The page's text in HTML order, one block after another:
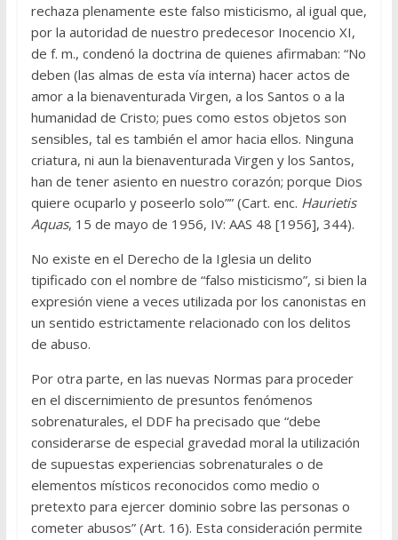
rechaza plenamente este falso misticismo, al igual que,
por la autoridad de nuestro predecesor Inocencio XI,
de f. m., condenó la doctrina de quienes afirmaban: “No
deben (las almas de esta vía interna) hacer actos de
amor a la bienaventurada Virgen, a los Santos o a la
humanidad de Cristo; pues como estos objetos son
sensibles, tal es también el amor hacia ellos. Ninguna
criatura, ni aun la bienaventurada Virgen y los Santos,
han de tener asiento en nuestro corazón; porque Dios
quiere ocuparlo y poseerlo solo”” (Cart. enc. Haurietis
Aquas, 15 de mayo de 1956, IV: AAS 48 [1956], 344).
No existe en el Derecho de la Iglesia un delito
tipificado con el nombre de “falso misticismo”, si bien la
expresión viene a veces utilizada por los canonistas en
un sentido estrictamente relacionado con los delitos
de abuso.
Por otra parte, en las nuevas Normas para proceder
en el discernimiento de presuntos fenómenos
sobrenaturales, el DDF ha precisado que “debe
considerarse de especial gravedad moral la utilización
de supuestas experiencias sobrenaturales o de
elementos místicos reconocidos como medio o
pretexto para ejercer dominio sobre las personas o
cometer abusos” (Art. 16). Esta consideración permite